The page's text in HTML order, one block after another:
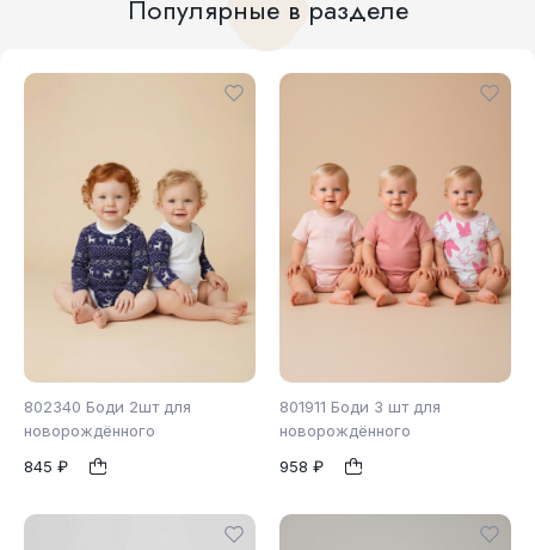
Популярные в разделе
802340 Боди 2шт для
новорождённого
845 ₽
801911 Боди 3 шт для
новорождённого
958 ₽
56 62